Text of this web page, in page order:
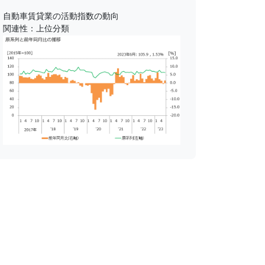
自動車賃貸業の活動指数の動向
関連性：上位分類